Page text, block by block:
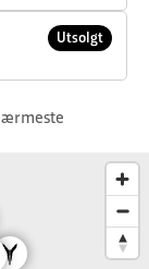
Utsolgt